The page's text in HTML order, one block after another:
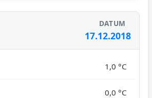
17.12.2018
1,0 °C
0,0 °C